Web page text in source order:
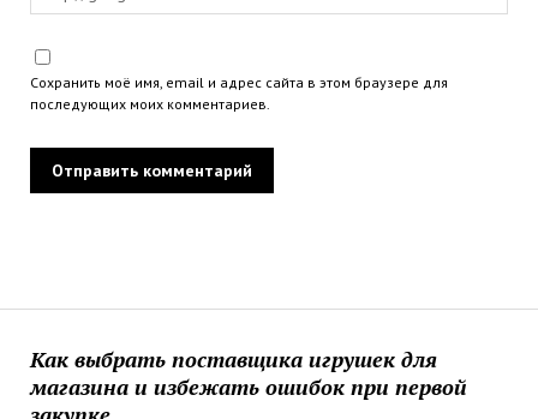
Как выбрать поставщика игрушек для
магазина и избежать ошибок при первой
Сохранить моё имя, email и адрес сайта в этом браузере для
последующих моих комментариев.